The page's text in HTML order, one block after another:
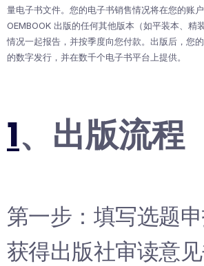
量电子书文件。您的电子书销售情况将在您的账
OEMBOOK 出版的任何其他版本（如平装本、精
情况一起报告，并按季度向您付款。出版后，您
的数字发行，并在数千个电子书平台上提供。
1、出版流程
第一步：填写选题
获得出版社审读意见